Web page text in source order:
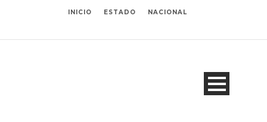
INICIO ESTADO NACIONAL